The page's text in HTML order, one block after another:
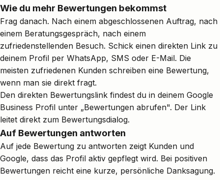
Wie du mehr Bewertungen bekommst
Frag danach. Nach einem abgeschlossenen Auftrag, nach
einem Beratungsgespräch, nach einem
zufriedenstellenden Besuch. Schick einen direkten Link zu
deinem Profil per WhatsApp, SMS oder E-Mail. Die
meisten zufriedenen Kunden schreiben eine Bewertung,
wenn man sie direkt fragt.
Den direkten Bewertungslink findest du in deinem Google
Business Profil unter „Bewertungen abrufen". Der Link
leitet direkt zum Bewertungsdialog.
Auf Bewertungen antworten
Auf jede Bewertung zu antworten zeigt Kunden und
Google, dass das Profil aktiv gepflegt wird. Bei positiven
Bewertungen reicht eine kurze, persönliche Danksagung.